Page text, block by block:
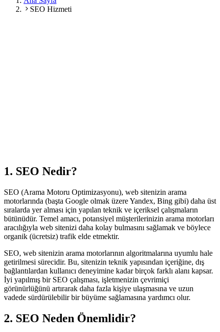
SEO Hizmeti
1. SEO Nedir?
SEO (Arama Motoru Optimizasyonu), web sitenizin arama
motorlarında (başta Google olmak üzere Yandex, Bing gibi) daha üst
sıralarda yer alması için yapılan teknik ve içeriksel çalışmaların
bütünüdür. Temel amacı, potansiyel müşterilerinizin arama motorları
aracılığıyla web sitenizi daha kolay bulmasını sağlamak ve böylece
organik (ücretsiz) trafik elde etmektir.
SEO, web sitenizin arama motorlarının algoritmalarına uyumlu hale
getirilmesi sürecidir. Bu, sitenizin teknik yapısından içeriğine, dış
bağlantılardan kullanıcı deneyimine kadar birçok farklı alanı kapsar.
İyi yapılmış bir SEO çalışması, işletmenizin çevrimiçi
görünürlüğünü artırarak daha fazla kişiye ulaşmasına ve uzun
vadede sürdürülebilir bir büyüme sağlamasına yardımcı olur.
2. SEO Neden Önemlidir?